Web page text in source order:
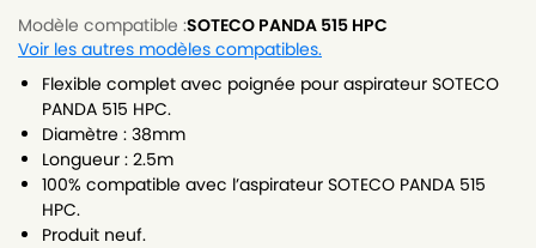
Modèle compatible :SOTECO PANDA 515 HPC
Voir les autres modèles compatibles.
Flexible complet avec poignée pour aspirateur SOTECO
PANDA 515 HPC.
Diamètre : 38mm
Longueur : 2.5m
100% compatible avec l’aspirateur SOTECO PANDA 515
HPC.
Produit neuf.